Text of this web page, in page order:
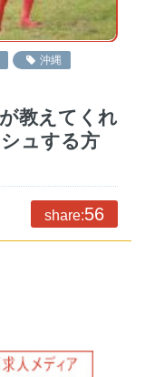
沖縄
教えてくれ
ュする方
share:56